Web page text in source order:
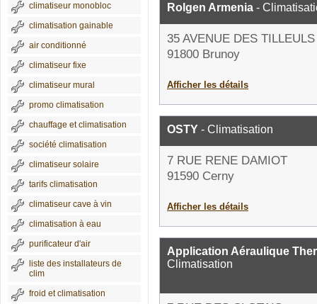
climatiseur monobloc
climatisation gainable
air conditionné
climatiseur fixe
climatiseur mural
promo climatisation
chauffage et climatisation
société climatisation
climatiseur solaire
tarifs climatisation
climatiseur cave à vin
climatisation à eau
purificateur d'air
liste des installateurs de
clim
froid et climatisation
Rolgen Armenia -
35 AVENUE DES TILLEULS
91800 Brunoy
Afficher les détails
OSTY - Climatisation
7 RUE RENE DAMIOT
91590 Cerny
Afficher les détails
Application Aéraulique
Climatisation